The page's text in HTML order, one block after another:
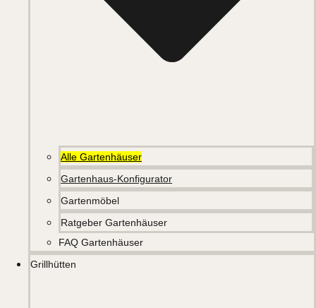
Alle Gartenhäuser
Gartenhaus-Konfigurator
Gartenmöbel
Ratgeber Gartenhäuser
FAQ Gartenhäuser
Grillhütten